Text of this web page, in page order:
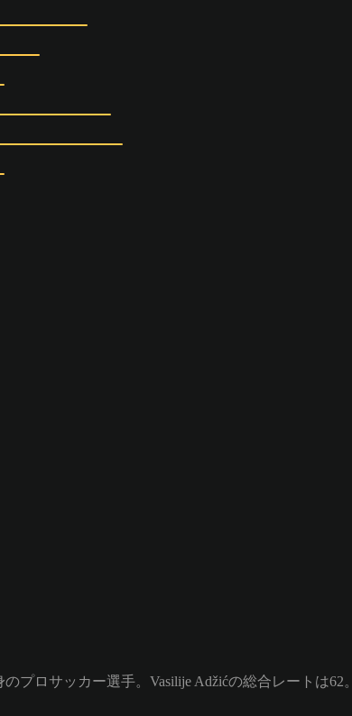
プロサッカー選手。Vasilije Adžićの総合レートは62。